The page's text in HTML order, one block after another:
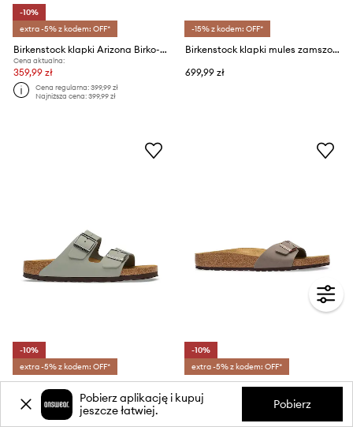
-10%
extra -5% z kodem: OFF*
Birkenstock klapki Arizona Birko-Flor
Cena aktualna:
359,99 zł
Cena regularna:399,99 zł
Najniższa cena:399,99 zł
-15% z kodem: OFF*
Birkenstock klapki mules zamszowe Boston Suede Leather
699,99 zł
-10%
extra -5% z kodem: OFF*
Cena aktualna:
489,99 zł
-10%
extra -5% z kodem: OFF*
Birkenstock klapki damskie Madrid Birkibuc
Cena aktualna:
Cena regularna:399,99 zł
Pobierz aplikację i kupuj
jeszcze łatwiej.
Pobierz